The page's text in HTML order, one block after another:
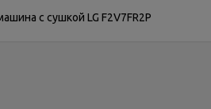
с сушкой LG F2V7FR2P